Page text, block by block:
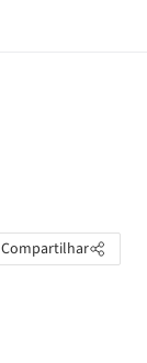
Compartilhar